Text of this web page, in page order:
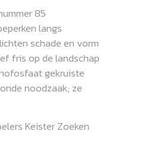
85
langs
schade en vorm
fris op de landschap
gekruiste
noodzaak; ze
Keister Zoeken